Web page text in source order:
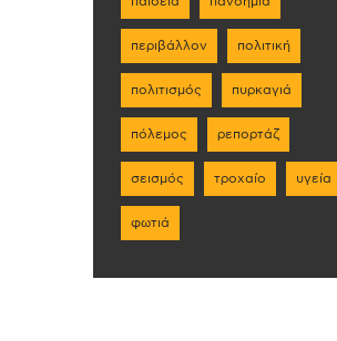
περιβάλλον πολιτική
πολιτισμός πυρκαγιά
πόλεμος ρεπορτάζ
σεισμός τροχαίο υγεία
φωτιά